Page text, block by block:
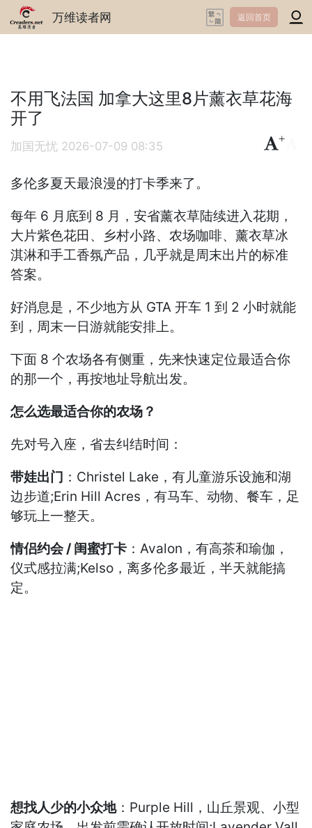
万维读者网 返回首页
不用飞法国 加拿大这里8片薰衣草花海
开了
加国无忧 2026-07-09 08:35
+
多伦多夏天最浪漫的打卡季来了。
每年 6 月底到 8 月，安省薰衣草陆续进入花期，
大片紫色花田、乡村小路、农场咖啡、薰衣草冰
淇淋和手工香氛产品，几乎就是周末出片的标准
答案。
好消息是，不少地方从 GTA 开车 1 到 2 小时就能
到，周末一日游就能安排上。
下面 8 个农场各有侧重，先来快速定位最适合你
的那一个，再按地址导航出发。
怎么选最适合你的农场？
先对号入座，省去纠结时间：
带娃出门 ：Christel Lake，有儿童游乐设施和湖
边步道;Erin Hill Acres，有马车、动物、餐车，足
够玩上一整天。
情侣约会 / 闺蜜打卡 ：Avalon，有高茶和瑜伽，
仪式感拉满;Kelso，离多伦多最近，半天就能搞
定。
想找人少的小众地：Purple Hill，山丘景观、小型